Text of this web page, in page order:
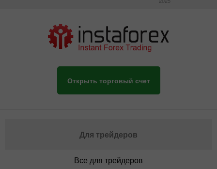
Открыть торговый счет
Для трейдеров
Все для трейдеров